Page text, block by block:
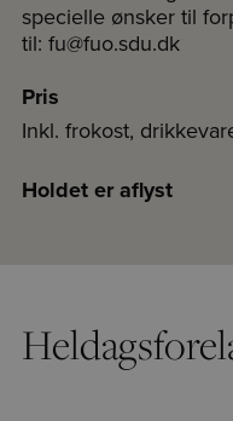
specielle ønsker til
til: fu@fuo.sdu.dk
Pris
Inkl. frokost,
Holdet er aflyst